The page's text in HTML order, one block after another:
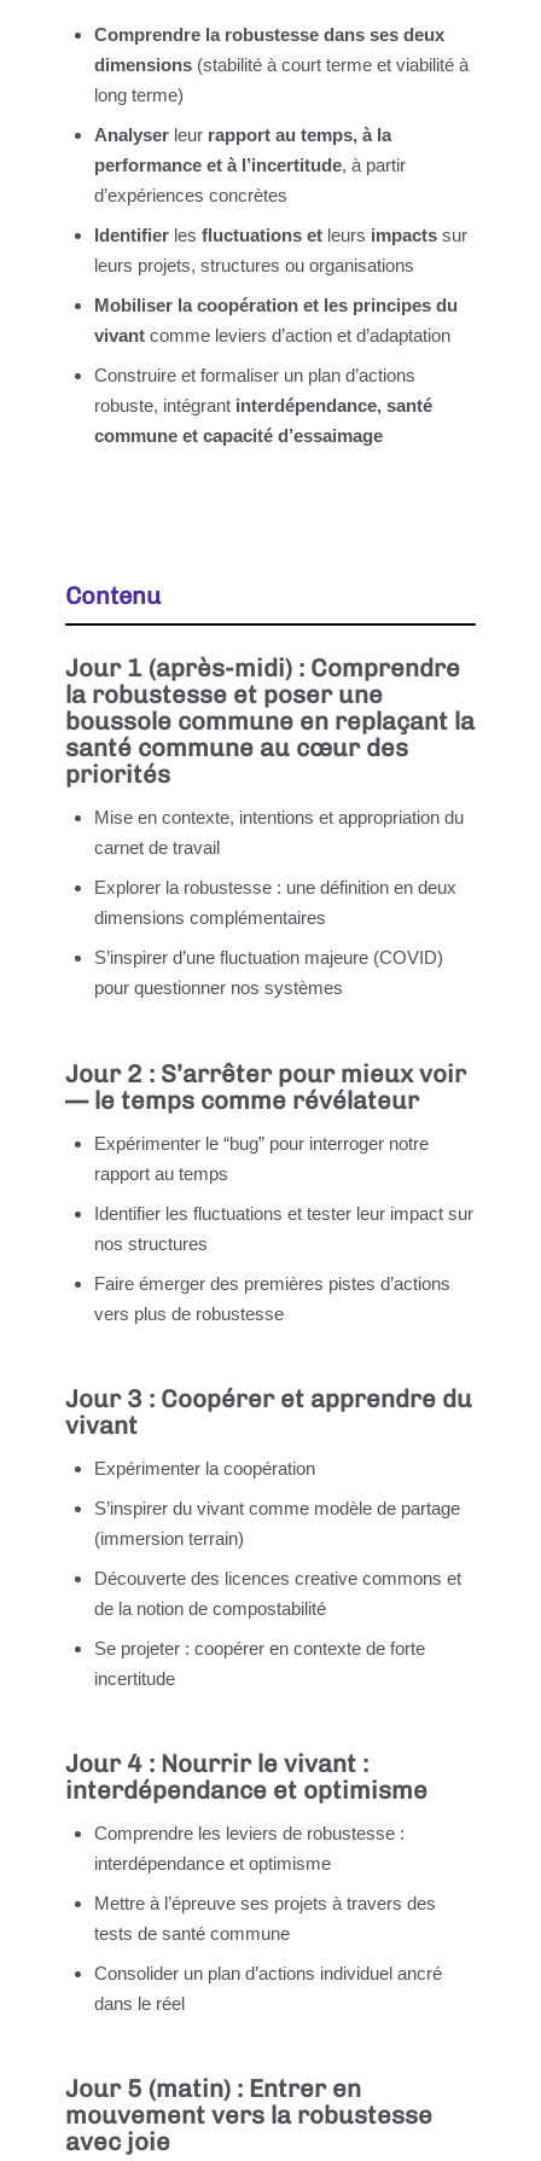
Comprendre la robustesse dans ses deux
dimensions (stabilité à court terme et viabilité à
long terme)
Analyser leur rapport au temps, à la
performance et à l’incertitude, à partir
d’expériences concrètes
Identifier les fluctuations et leurs impacts sur
leurs projets, structures ou organisations
Mobiliser la coopération et les principes du
vivant comme leviers d’action et d’adaptation
Construire et formaliser un plan d’actions
robuste, intégrant interdépendance, santé
commune et capacité d’essaimage
Contenu
Jour 1 (après-midi) : Comprendre
la robustesse et poser une
boussole commune en replaçant la
santé commune au cœur des
priorités
Mise en contexte, intentions et appropriation du
carnet de travail
Explorer la robustesse : une définition en deux
dimensions complémentaires
S’inspirer d’une fluctuation majeure (COVID)
pour questionner nos systèmes
Jour 2 : S’arrêter pour mieux voir
— le temps comme révélateur
Expérimenter le “bug” pour interroger notre
rapport au temps
Identifier les fluctuations et tester leur impact sur
nos structures
Faire émerger des premières pistes d’actions
vers plus de robustesse
Jour 3 : Coopérer et apprendre du
vivant
Expérimenter la coopération
S’inspirer du vivant comme modèle de partage
(immersion terrain)
Découverte des licences creative commons et
de la notion de compostabilité
Se projeter : coopérer en contexte de forte
incertitude
Jour 4 : Nourrir le vivant :
interdépendance et optimisme
Comprendre les leviers de robustesse :
interdépendance et optimisme
Mettre à l’épreuve ses projets à travers des
tests de santé commune
Consolider un plan d’actions individuel ancré
dans le réel
Jour 5 (matin) : Entrer en
mouvement vers la robustesse
avec joie